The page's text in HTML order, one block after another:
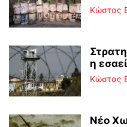
Κώστας
η
Κώστας
Νέο